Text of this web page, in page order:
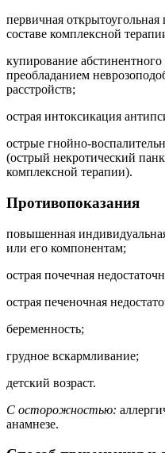
первичная открытоугольная
составе комплексной
купирование
преобладанием
расстройств;
острая интоксикация
острые гнойно-
(острый некротический
комплексной терапии).
Противопоказания
повышенная
или его компонентам;
острая почечная
острая печеночная
беременность;
грудное вскармливание;
детский возраст.
С осторожностью:
анамнезе.